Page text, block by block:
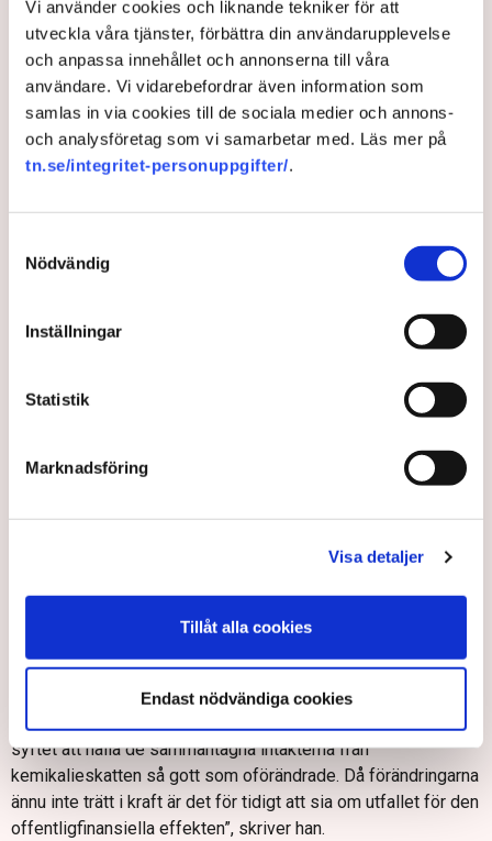
Vi använder cookies och liknande tekniker för att
utveckla våra tjänster, förbättra din användarupplevelse
och anpassa innehållet och annonserna till våra
användare. Vi vidarebefordrar även information som
samlas in via cookies till de sociala medier och annons-
och analysföretag som vi samarbetar med. Läs mer på
tn.se/integritet-personuppgifter/.
Nödvändig
Inställningar
Statistik
Marknadsföring
Visa detaljer
Tillåt alla cookies
Endast nödvändiga cookies
svenska konsumenterna.
– Och det vore rimligt att berätta för en konsument som
köper till exempel en tvättmaskin att 600 till 650 kronor av
priset är skatt, inklusive moms på skatten, på
flamskyddsmedlet i produkten.
”De seriösa företagen förlorar".
konsekvensutredning.
företagen påverkas och hur deras skatteavdrag ser ut idag.
De har inte heller hört av sig till vare sig oss eller våra
Att man ändrar en skatt skapar en osäkerhet och blir krångligt
– Nu säger man att förenklar skatten men man gör den
som försöker följa lagen och göra rätt, de får mycket extra
förändringen av avdragsmöjligheterna för kemikalieskatten
som genomförs den 1 juli i första hand syftar till att förenkla
”Skattesatserna och avdragen kommer då att justeras med
syftet att hålla de sammantagna intäkterna från
kemikalieskatten så gott som oförändrade. Då förändringarna
ännu inte trätt i kraft är det för tidigt att sia om utfallet för den
offentligfinansiella effekten”, skriver han.